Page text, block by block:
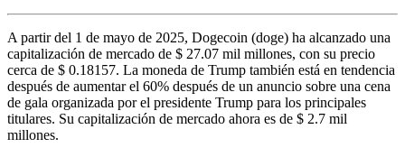
A partir del 1 de mayo de 2025, Dogecoin (doge) ha alcanzado una
capitalización de mercado de $ 27.07 mil millones, con su precio
cerca de $ 0.18157. La moneda de Trump también está en tendencia
después de aumentar el 60% después de un anuncio sobre una cena
de gala organizada por el presidente Trump para los principales
titulares. Su capitalización de mercado ahora es de $ 2.7 mil
millones.